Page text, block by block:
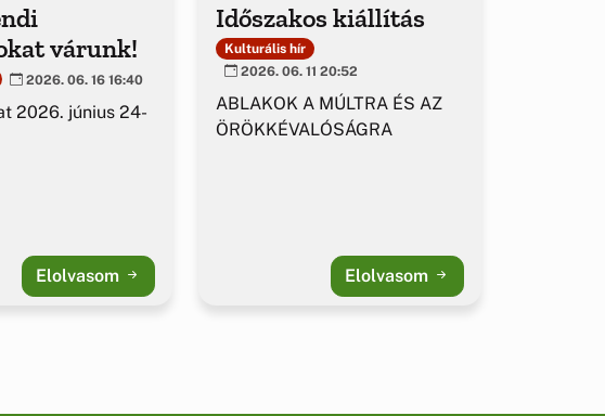
várunk!
2026. 06. 16 16:40
2026. június 24-
Elolvasom
Időszakos kiállítás
Kulturális hír
2026. 06. 11 20:52
ABLAKOK A MÚLTRA ÉS AZ
ÖRÖKKÉVALÓSÁGRA
Elolvasom